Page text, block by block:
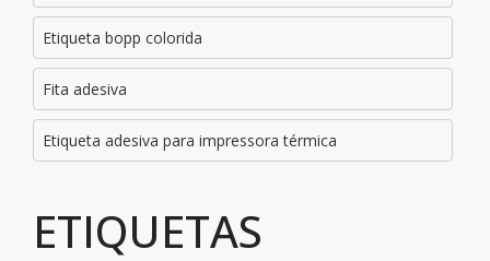
Etiqueta bopp colorida
Fita adesiva
Etiqueta adesiva para impressora térmica
ETIQUETAS